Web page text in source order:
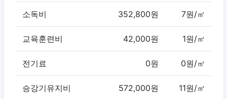
소독비 352,800원 7원/㎡
교육훈련비 42,000원 1원/㎡
전기료 0원 0원/㎡
승강기유지비 572,000원 11원/㎡